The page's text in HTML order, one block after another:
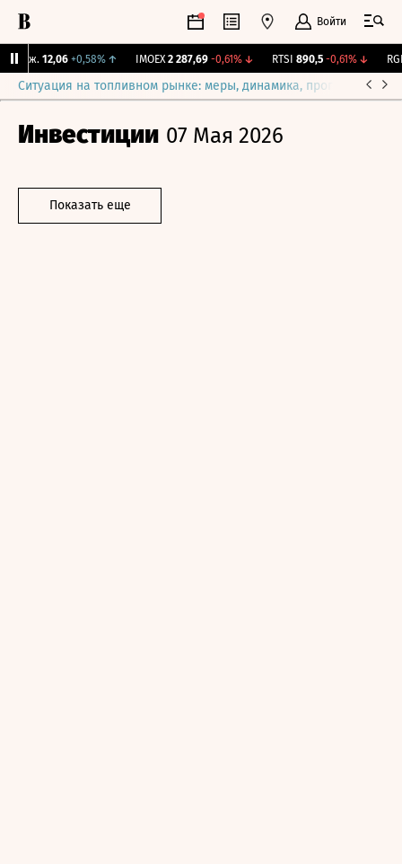
Войти
Бирж. 12,06 +0,58%↑ IMOEX 2 287,69 -0,61% ↓ RTSI 890,5 -0,61% ↓ RGBI
Ситуация на топливном рынке: меры, динамика, прогнозы
Инвестиции 07 Мая 2026
Показать еще